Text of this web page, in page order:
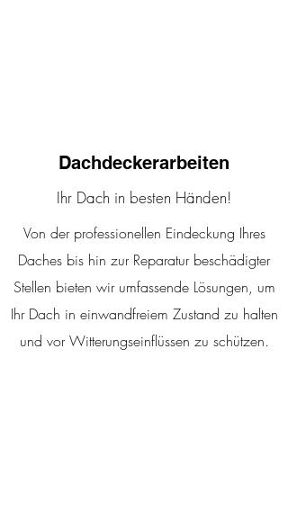
Dachdeckerarbeiten
Ihr Dach in besten Händen!
Von der professionellen Eindeckung Ihres
Daches bis hin zur Reparatur beschädigter
Stellen bieten wir umfassende Lösungen, um
Ihr Dach in einwandfreiem Zustand zu halten
und vor Witterungseinflüssen zu schützen.